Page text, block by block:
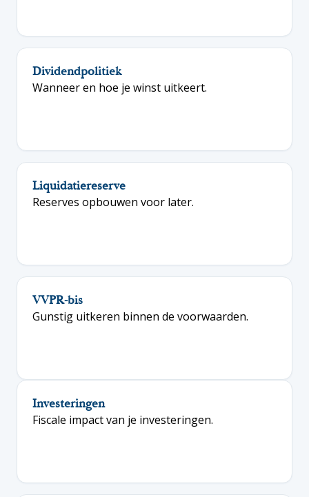
Dividendpolitiek
Wanneer en hoe je winst uitkeert.
Liquidatiereserve
Reserves opbouwen voor later.
VVPR-bis
Gunstig uitkeren binnen de voorwaarden.
Investeringen
Fiscale impact van je investeringen.